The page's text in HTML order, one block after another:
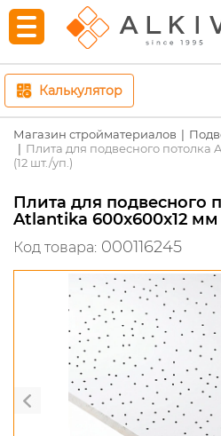
Калькулятор
Магазин стройматериалов
Плита для подвесного потолка
(12 шт./уп.)
Плита для подвесного
Atlantika 600x600x12 мм
Код товара: 000116245